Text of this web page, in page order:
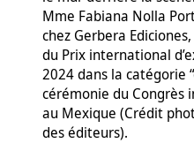
Mme Fabiana Nolla
chez Gerbera
du Prix international
2024 dans la catégorie
cérémonie du Congrès
au Mexique (Crédit
des éditeurs).